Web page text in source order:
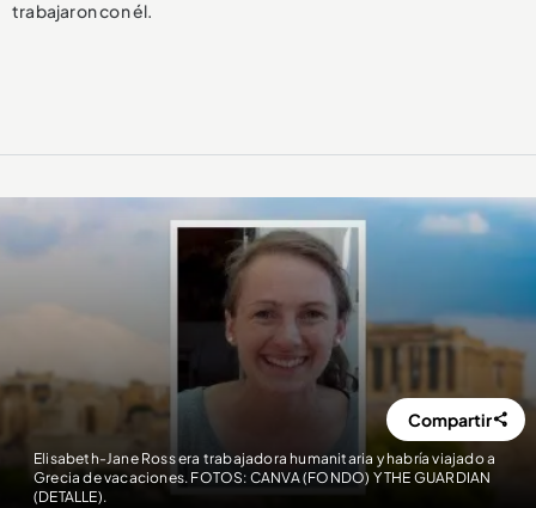
trabajaron con él.
Elisabeth-Jane Ross era trabajadora humanitaria y habría viajado a
Grecia de vacaciones. FOTOS: CANVA (FONDO) Y THE GUARDIAN
(DETALLE).
Compartir